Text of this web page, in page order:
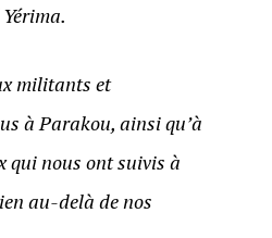
militants et
à Parakou, ainsi qu’à
qui nous ont suivis à
au-delà de nos